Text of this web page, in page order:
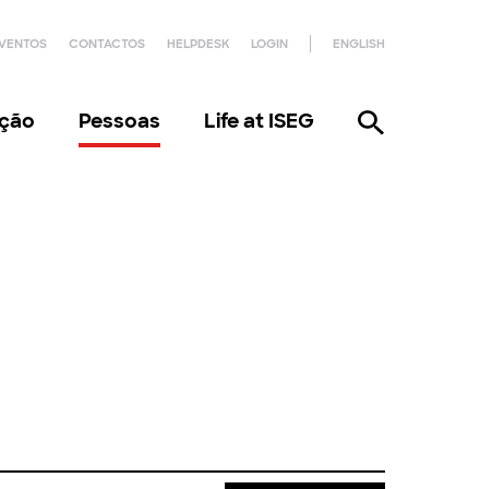
CONTACTOS HELPDESK LOGIN ENGLISH
Pessoas Life at ISEG